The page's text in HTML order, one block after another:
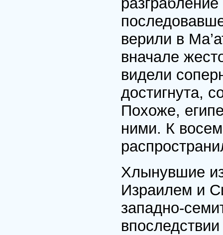
верили в
вначале
видели
достигнута,
Похоже,
ними. К
Хлынувшие
Израилем и
западно-